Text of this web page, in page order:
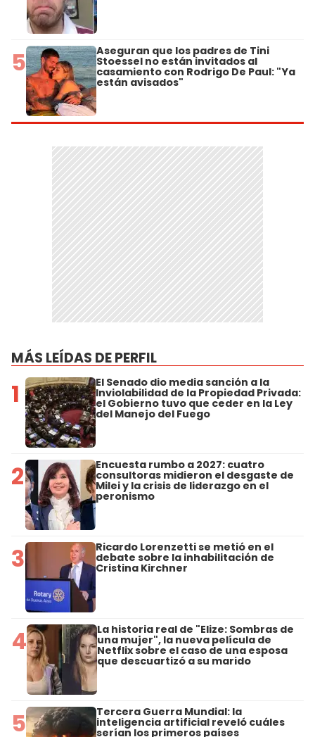
5 Aseguran que los padres de Tini
Stoessel no están invitados al
casamiento con Rodrigo De Paul: "Ya
están avisados"
MÁS LEÍDAS DE PERFIL
1 El Senado dio media sanción a la
Inviolabilidad de la Propiedad Privada:
el Gobierno tuvo que ceder en la Ley
del Manejo del Fuego
2 Encuesta rumbo a 2027: cuatro
consultoras midieron el desgaste de
Milei y la crisis de liderazgo en el
peronismo
3 Ricardo Lorenzetti se metió en el
debate sobre la inhabilitación de
Cristina Kirchner
4 La historia real de "Elize: Sombras de
una mujer", la nueva película de
Netflix sobre el caso de una esposa
que descuartizó a su marido
5 Tercera Guerra Mundial: la
inteligencia artificial reveló cuáles
serían los primeros países